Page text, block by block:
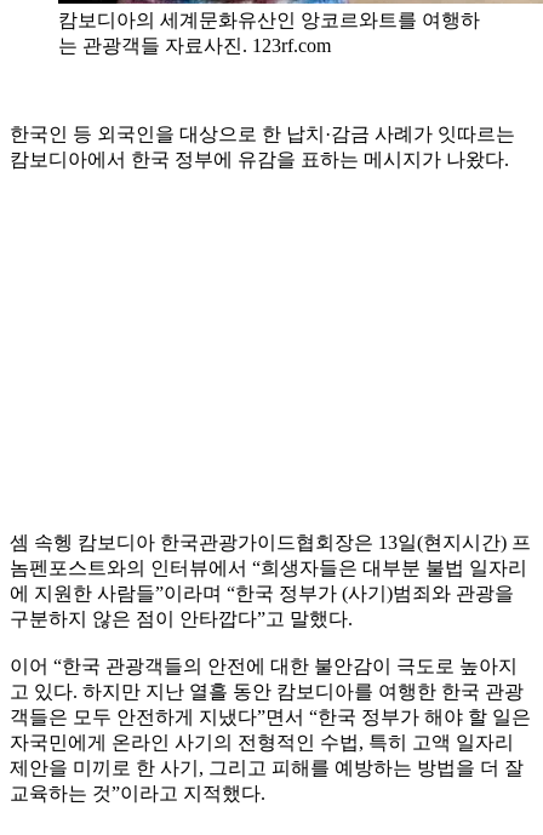
캄보디아의 세계문화유산인 앙코르와트를 여행하
는 관광객들 자료사진. 123rf.com
한국인 등 외국인을 대상으로 한 납치·감금 사례가 잇따르는
캄보디아에서 한국 정부에 유감을 표하는 메시지가 나왔다.
셈 속헹 캄보디아 한국관광가이드협회장은 13일(현지시간) 프
놈펜포스트와의 인터뷰에서 “희생자들은 대부분 불법 일자리
에 지원한 사람들”이라며 “한국 정부가 (사기)범죄와 관광을
구분하지 않은 점이 안타깝다”고 말했다.
이어 “한국 관광객들의 안전에 대한 불안감이 극도로 높아지
고 있다. 하지만 지난 열흘 동안 캄보디아를 여행한 한국 관광
객들은 모두 안전하게 지냈다”면서 “한국 정부가 해야 할 일은
자국민에게 온라인 사기의 전형적인 수법, 특히 고액 일자리
제안을 미끼로 한 사기, 그리고 피해를 예방하는 방법을 더 잘
교육하는 것”이라고 지적했다.